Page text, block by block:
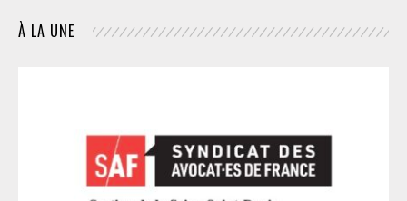
À LA UNE